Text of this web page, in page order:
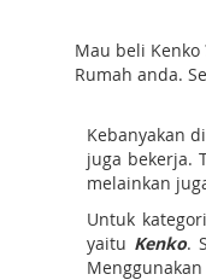
Mau beli
Rumah anda.
Kebanyakan
juga bekerja.
melainkan
Untuk
yaitu Kenko.